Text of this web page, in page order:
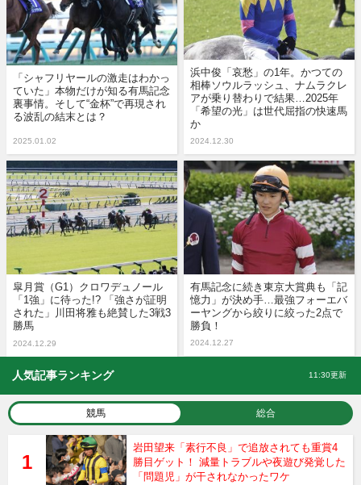
「シャフリヤールの激走はわかっ
ていた」本物だけが知る有馬記念
裏事情。そして“金杯”で再現され
る波乱の結末とは？
2025.01.02
浜中俊「哀愁」の1年。かつての
相棒ソウルラッシュ、ナムラクレ
アが乗り替わりで結果…2025年
「希望の光」は世代屈指の快速馬
か
2024.12.30
皐月賞（G1）クロワデュノール
「1強」に待った!? 「強さが証明
された」川田将雅も絶賛した3戦3
勝馬
2024.12.29
有馬記念に続き東京大賞典も「記
憶力」が決め手…最強フォーエバ
ーヤングから絞りに絞った2点で
勝負！
2024.12.27
人気記事ランキング 11:30更新
競馬 総合
岩田望来「素行不良」で追放されても重賞4
勝目ゲット！ 減量トラブルや夜遊び発覚した
「問題児」が干されなかったワケ